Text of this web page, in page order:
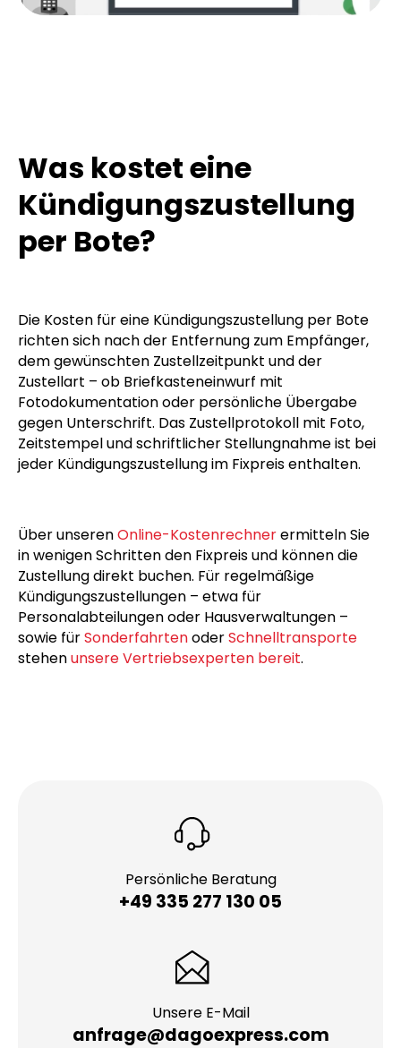
Was kostet eine
Kündigungszustellung
per Bote?
Die Kosten für eine Kündigungszustellung per Bote
richten sich nach der Entfernung zum Empfänger,
dem gewünschten Zustellzeitpunkt und der
Zustellart – ob Briefkasteneinwurf mit
Fotodokumentation oder persönliche Übergabe
gegen Unterschrift. Das Zustellprotokoll mit Foto,
Zeitstempel und schriftlicher Stellungnahme ist bei
jeder Kündigungszustellung im Fixpreis enthalten.
Über unserenOnline-Kostenrechnerermitteln Sie
in wenigen Schritten den Fixpreis und können die
Zustellung direkt buchen. Für regelmäßige
Kündigungszustellungen – etwa für
Personalabteilungen oder Hausverwaltungen –
sowie fürSonderfahrtenoderSchnelltransporte
stehenunsere Vertriebsexperten bereit.
Persönliche Beratung
+49 335 277 130 05
Unsere E-Mail
anfrage@dagoexpress.com